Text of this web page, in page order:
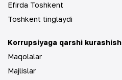
Efirda Toshkent
Toshkent tinglaydi
Korrupsiyaga qarshi kurashish
Maqolalar
Majlislar